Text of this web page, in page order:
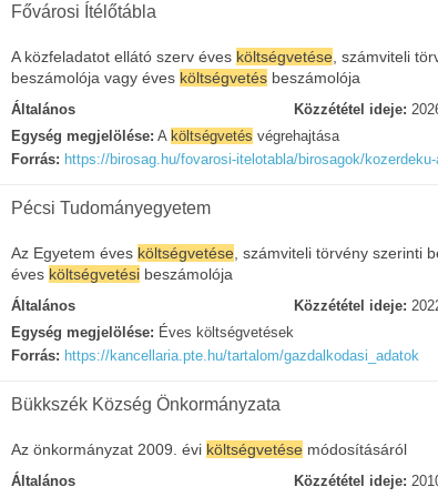
Fővárosi Ítélőtábla
A közfeladatot ellátó szerv éves költségvetése , számviteli
beszámolója vagy éves költségvetés beszámolója
Általános Közzététel ideje:
Egység megjelölése: A költségvetés végrehajtása
Forrás: https://birosag.hu/fovarosi-itelotabla/birosagok/
Pécsi Tudományegyetem
Az Egyetem éves költségvetése , számviteli törvény szerinti
éves költségvetési beszámolója
Általános Közzététel ideje:
Egység megjelölése: Éves költségvetések
Forrás: https://kancellaria.pte.hu/tartalom/gazdalkodasi_adatok
Bükkszék Község Önkormányzata
Az önkormányzat 2009. évi költségvetése módosításáról
Általános Közzététel ideje: